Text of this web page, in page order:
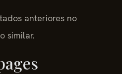
anteriores no
similar.